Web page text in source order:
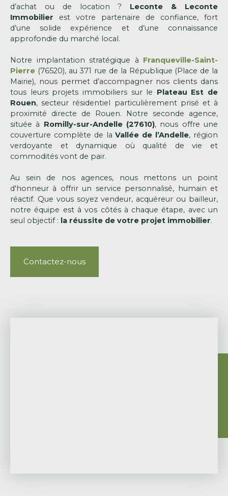
d’achat ou de location ? Leconte & Leconte
Immobilier est votre partenaire de confiance, fort
d’une solide expérience et d’une connaissance
approfondie du marché local.
Notre implantation stratégique à Franqueville-Saint-
Pierre (76520), au 371 rue de la République (Place de la
Mairie), nous permet d’accompagner nos clients dans
tous leurs projets immobiliers sur le Plateau Est de
Rouen, secteur résidentiel particulièrement prisé et à
proximité directe de Rouen. Notre seconde agence,
située à Romilly-sur-Andelle (27610), nous offre une
couverture complète de laVallée de l’Andelle, région
verdoyante et dynamique où qualité de vie et
commodités vont de pair.
Au sein de nos agences, nous mettons un point
d'honneur à offrir un service personnalisé, humain et
réactif. Que vous soyez vendeur, acquéreur ou bailleur,
notre équipe est à vos côtés à chaque étape, avec un
seul objectif : la réussite de votre projet immobilier.
Contactez-nous